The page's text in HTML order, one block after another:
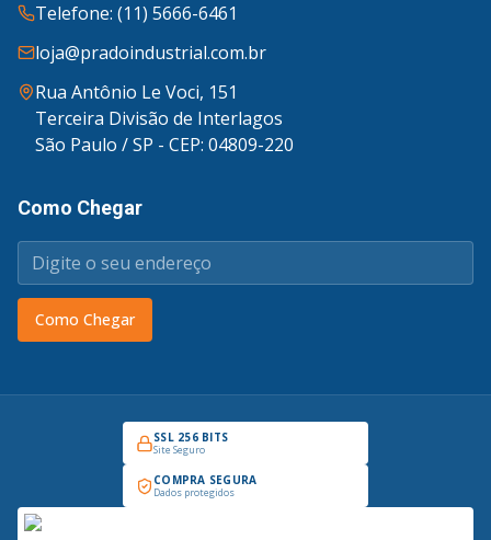
Telefone: (11) 5666-6461
loja@pradoindustrial.com.br
Rua Antônio Le Voci, 151
Terceira Divisão de Interlagos
São Paulo / SP - CEP: 04809-220
Como Chegar
Como Chegar
SSL 256 BITS
Site Seguro
COMPRA SEGURA
Dados protegidos